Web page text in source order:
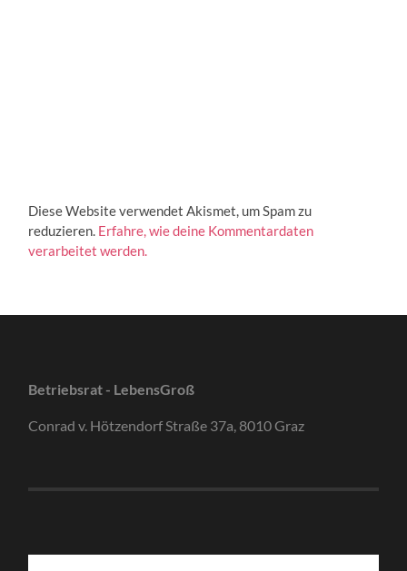
Diese Website verwendet Akismet, um Spam zu
reduzieren. Erfahre, wie deine Kommentardaten
verarbeitet werden.
Betriebsrat - LebensGroß
Conrad v. Hötzendorf Straße 37a, 8010 Graz